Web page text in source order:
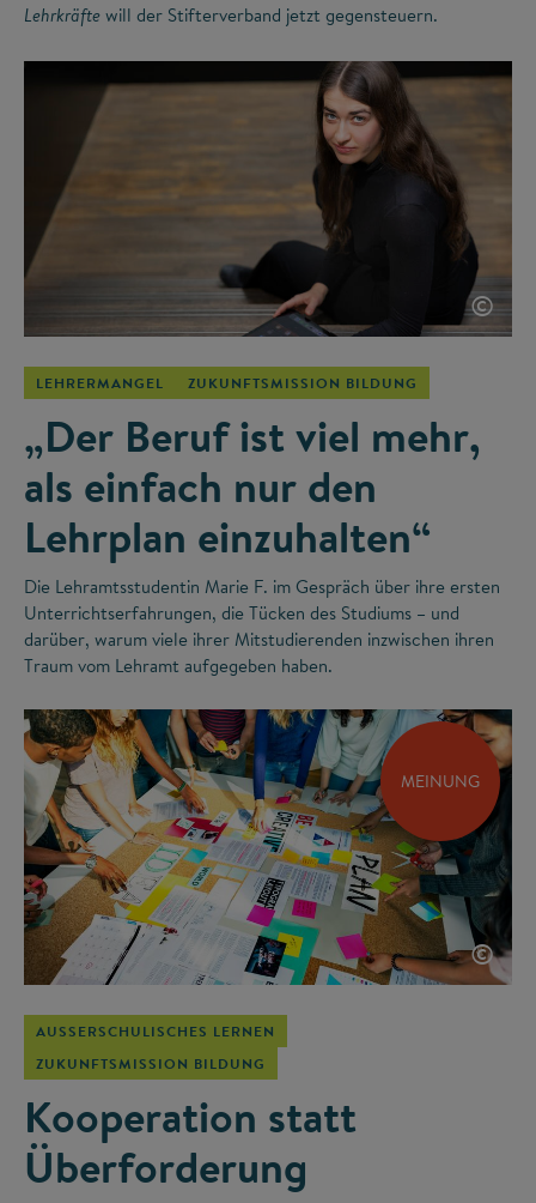
Lehrkräfte will der Stifterverband jetzt gegensteuern.
©
LEHRERMANGEL ZUKUNFTSMISSION BILDUNG
„Der Beruf ist viel mehr,
als einfach nur den
Lehrplan einzuhalten“
Die Lehramtsstudentin Marie F. im Gespräch über ihre ersten
Unterrichtserfahrungen, die Tücken des Studiums – und
darüber, warum viele ihrer Mitstudierenden inzwischen ihren
Traum vom Lehramt aufgegeben haben.
MEINUNG
©
AUSSERSCHULISCHES LERNEN
ZUKUNFTSMISSION BILDUNG
Kooperation statt
Überforderung